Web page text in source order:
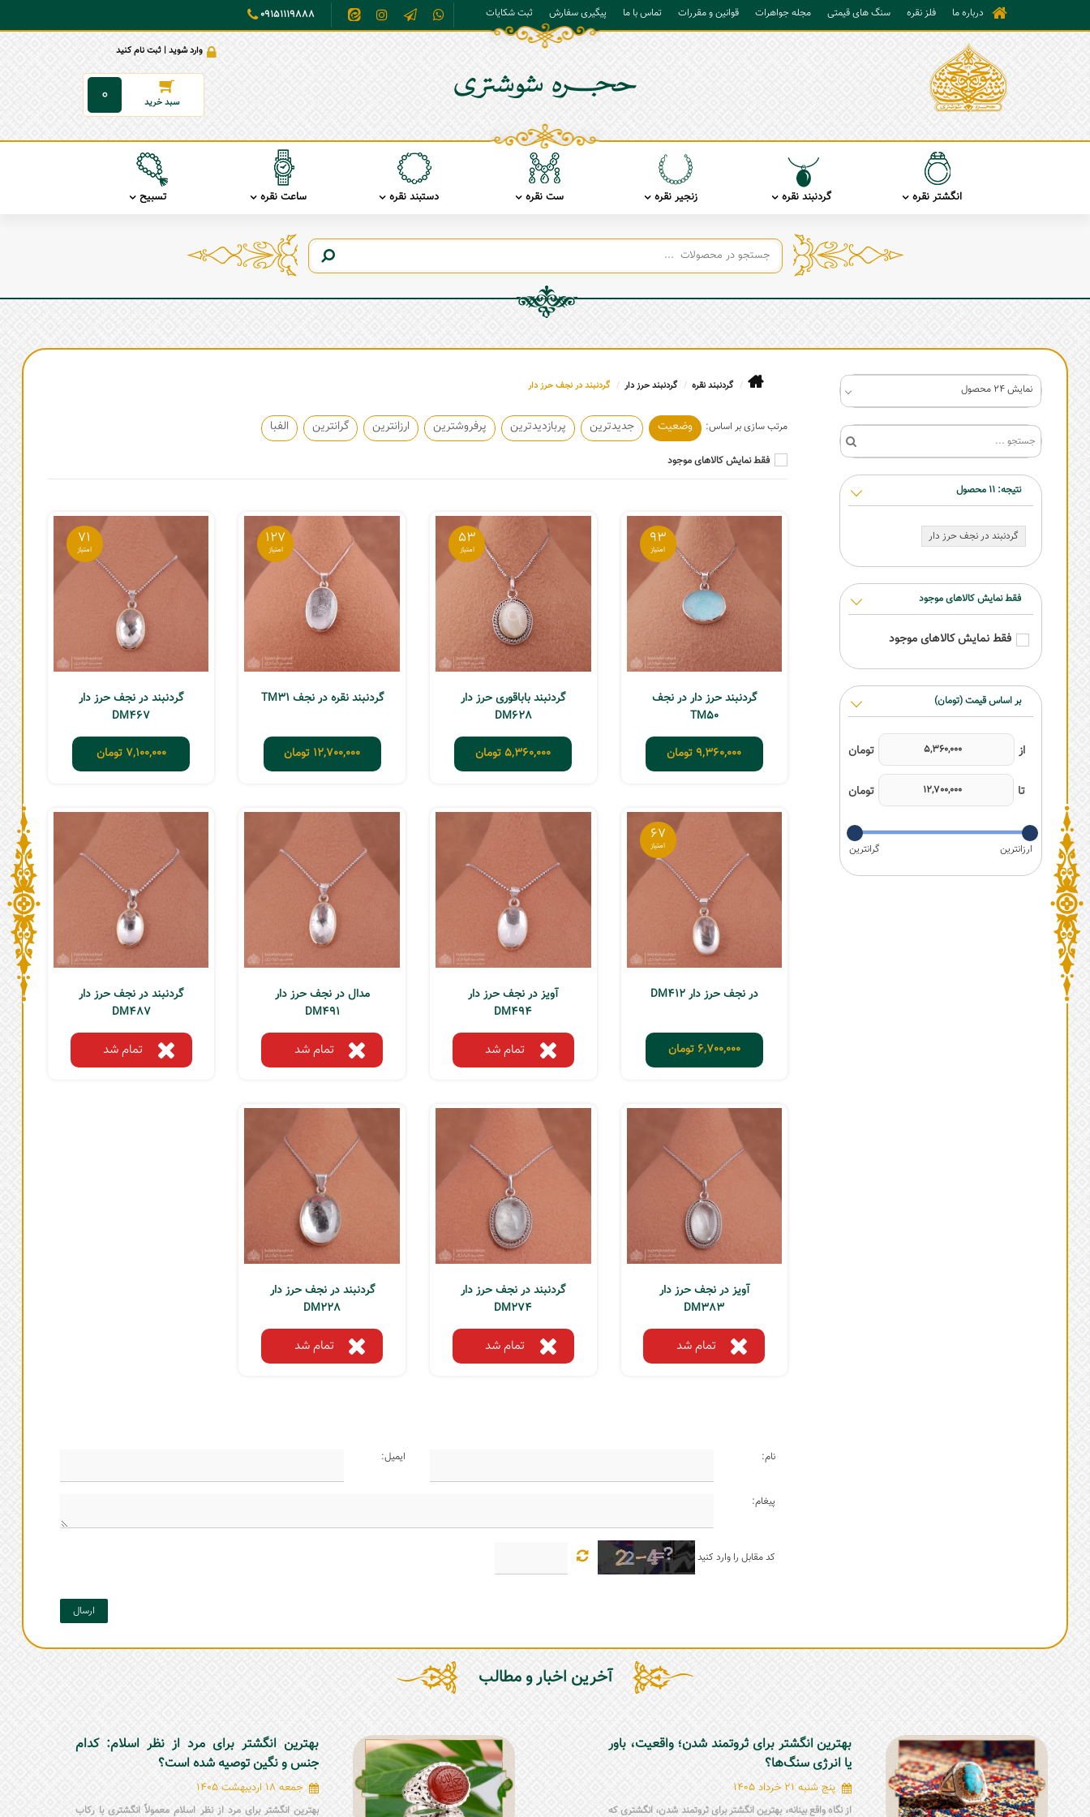
درباره ما فلز نقره سنگ های قیمتی مجله جواهرات قوانین و مقررات تماس با ما پیگیری سفارش ثبت شکایات 09151119888
وارد شوید | ثبت نام کنید
0
انگشتر نقره گردنبند نقره زنجیر نقره ست نقره دستبند نقره ساعت نقره تسبیح
گردنبند نقره گردنبند حرز دار گردنبند در نجف حرز دار
وضعیت جدیدترین پربازدیدترین پرفروشترین ارزانترین گرانترین الفبا
فقط نمایش کالاهای موجود
93
گردنبند حرز دار در نجف
TM50
9,360,000 تومان
53
گردنبند باباقوری حرز دار
DM628
5,360,000تومان
127
گردنبند نقره در نجف TM31
12,700,000 تومان
71
گردنبند در نجف حرز دار
DM467
7,100,000 تومان
67
در نجف حرز دار DM412
6,700,000 تومان
آویز در نجف حرز دار
DM494
تمام شد
مدال در نجف حرز دار
DM491
تمام شد
گردنبند در نجف حرز دار
DM487
تمام شد
آویز در نجف حرز دار
DM383
تمام شد
گردنبند در نجف حرز دار
DM274
تمام شد
گردنبند در نجف حرز دار
DM228
تمام شد
نام: ایمیل:
پیغام:
کد مقابل را وارد کنید
ارسال
نمایش 24 محصول
نتیجه: 11 محصول
گردنبند در نجف حرز دار
فقط نمایش کالاهای موجود
فقط نمایش کالاهای موجود
بر اساس قیمت (تومان)
آخرین اخبار و مطالب
بهترین انگشتر برای ثروتمند شدن؛ واقعیت، باور
یا انرژی سنگ‌ها؟
پنج شنبه 21 خرداد 1405
از نگاه واقع بینانه، بهترین انگشتر برای ثروتمند شدن، انگشتری که
بهترین انگشتر برای مرد از نظر اسلام: کدام
جنس و نگین توصیه شده است؟
جمعه 18 اردیبهشت 1405
بهترین انگشتر برای مرد از نظر اسلام معمولاً انگشتری با رکاب